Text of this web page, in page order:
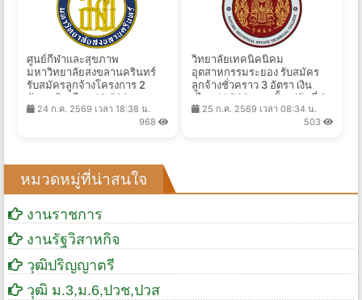
ศูนย์กีฬาและสุขภาพ
มหาวิทยาลัยสงขลานครินทร์
รับสมัครลูกจ้างโครงการ 2
อัตรา เงินเดือน 13,500 บาท
ตั้งแต่บัดนี้ - 24 ส.ค. 2569
24 ก.ค. 2569 เวลา 18:38 น.
968
วิทยาลัยเทคนิคนิคม
อุตสาหกรรมระยอง รับสมัคร
ลูกจ้างชั่วคราว 3 อัตรา เงิน
เดือน 11,500 บาท ตั้งแต่วันที่ 3-
17 ส.ค. 2569
25 ก.ค. 2569 เวลา 08:34 น.
503
หมวดหมู่ที่น่าสนใจ
งานราชการ
งานรัฐวิสาหกิจ
วุฒิปริญญาตรี
วุฒิ ม.3,ม.6,ปวช,ปวส